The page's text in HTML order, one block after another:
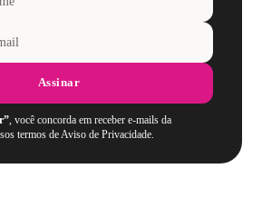
Assinar
, você concorda em receber e-mails da
termos de Aviso de Privacidade.